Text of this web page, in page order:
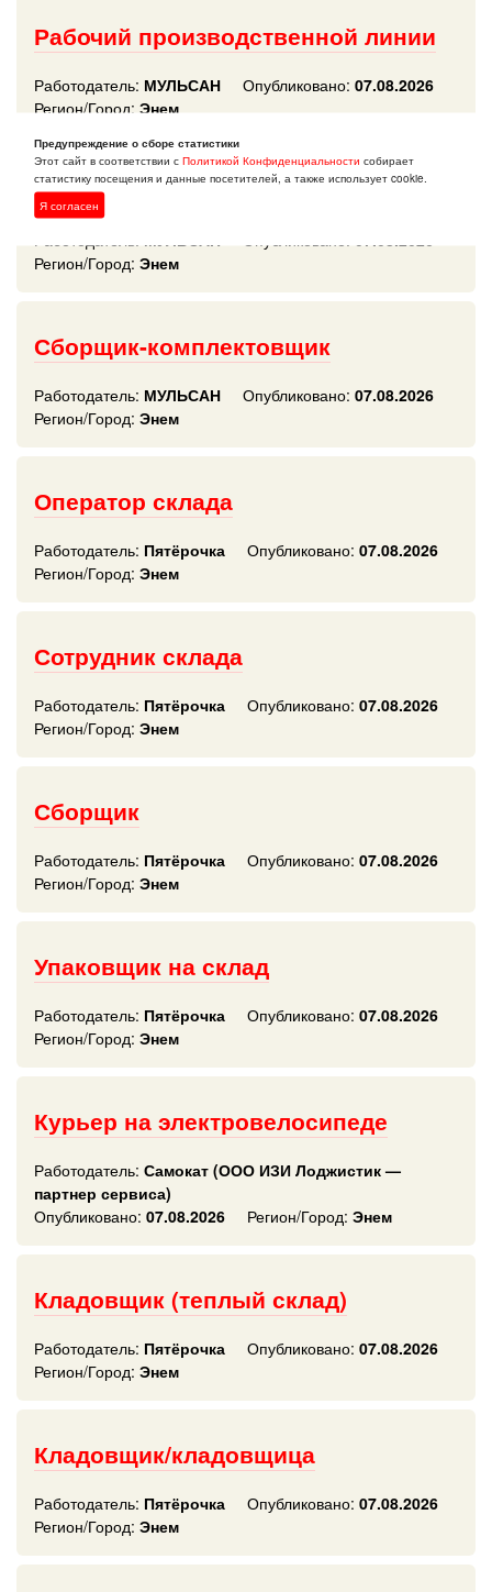
Рабочий производственной линии
Работодатель: МУЛЬСАН Опубликовано: 07.08.2026
Регион/Город: Энем
Оператор производственной линии
Работодатель: МУЛЬСАН Опубликовано: 07.08.2026
Регион/Город: Энем
Сборщик-комплектовщик
Работодатель: МУЛЬСАН Опубликовано: 07.08.2026
Регион/Город: Энем
Оператор склада
Работодатель: Пятёрочка Опубликовано: 07.08.2026
Регион/Город: Энем
Сотрудник склада
Работодатель: Пятёрочка Опубликовано: 07.08.2026
Регион/Город: Энем
Сборщик
Работодатель: Пятёрочка Опубликовано: 07.08.2026
Регион/Город: Энем
Упаковщик на склад
Работодатель: Пятёрочка Опубликовано: 07.08.2026
Регион/Город: Энем
Курьер на электровелосипеде
Работодатель: Самокат (ООО ИЗИ Лоджистик —
партнер сервиса)
Опубликовано: 07.08.2026 Регион/Город: Энем
Кладовщик (теплый склад)
Работодатель: Пятёрочка Опубликовано: 07.08.2026
Регион/Город: Энем
Кладовщик/кладовщица
Работодатель: Пятёрочка Опубликовано: 07.08.2026
Регион/Город: Энем
Предупреждение о сборе статистики
Этот сайт в соответствии сПолитикой Конфиденциальности собирает
статистику посещения и данные посетителей, а также использует cookie.
Я согласен